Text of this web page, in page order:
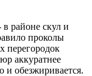
районе скул и
проколы
перегородок
аккуратнее
и обезжиривается.